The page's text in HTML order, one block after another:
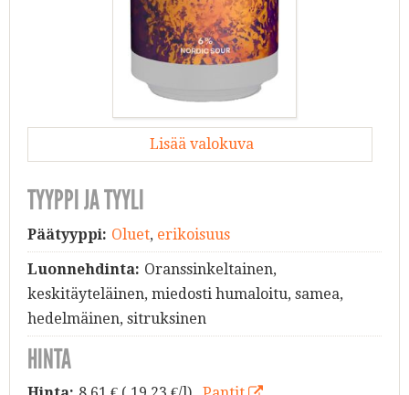
Lisää valokuva
TYYPPI JA TYYLI
Päätyyppi: Oluet, erikoisuus
Luonnehdinta: Oranssinkeltainen,
keskitäyteläinen, miedosti humaloitu, samea,
hedelmäinen, sitruksinen
HINTA